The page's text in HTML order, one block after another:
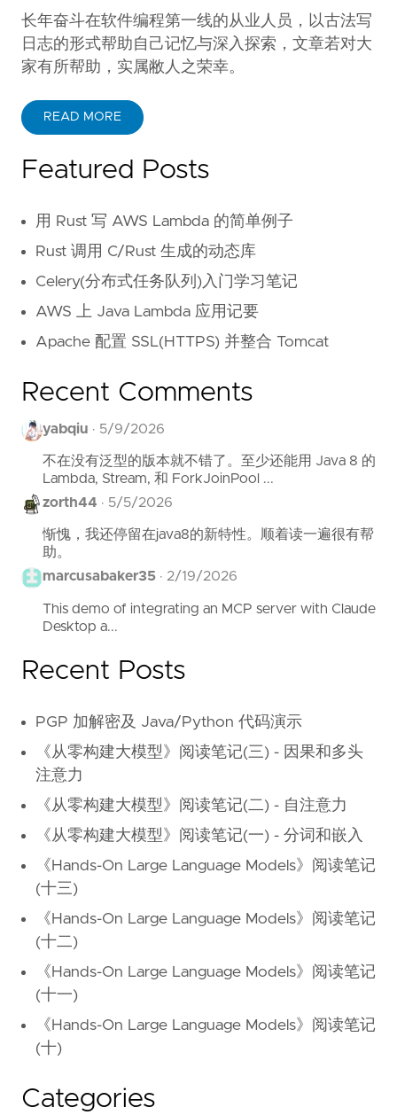
长年奋斗在软件编程第一线的从业人员，以古法写
日志的形式帮助自己记忆与深入探索，文章若对大
家有所帮助，实属敝人之荣幸。
READ MORE
Featured Posts
用 Rust 写 AWS Lambda 的简单例子
Rust 调用 C/Rust 生成的动态库
Celery(分布式任务队列)入门学习笔记
AWS 上 Java Lambda 应用记要
Apache 配置 SSL(HTTPS) 并整合 Tomcat
Recent Comments
yabqiu · 5/9/2026
不在没有泛型的版本就不错了。至少还能用 Java 8 的
Lambda, Stream, 和 ForkJoinPool ...
zorth44 · 5/5/2026
惭愧，我还停留在java8的新特性。顺着读一遍很有帮
助。
marcusabaker35 · 2/19/2026
This demo of integrating an MCP server with Claude
Desktop a...
Recent Posts
PGP 加解密及 Java/Python 代码演示
《从零构建大模型》阅读笔记(三) - 因果和多头
注意力
《从零构建大模型》阅读笔记(二) - 自注意力
《从零构建大模型》阅读笔记(一) - 分词和嵌入
《Hands-On Large Language Models》阅读笔记
(十三)
《Hands-On Large Language Models》阅读笔记
(十二)
《Hands-On Large Language Models》阅读笔记
(十一)
《Hands-On Large Language Models》阅读笔记
(十)
Categories